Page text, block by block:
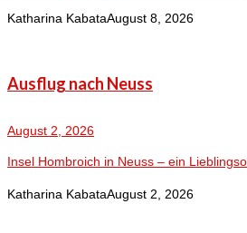
Katharina KabataAugust 8, 2026
Ausflug nach Neuss
August 2, 2026
Insel Hombroich in Neuss – ein
Katharina KabataAugust 2, 2026